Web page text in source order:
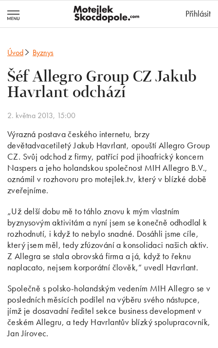
Přihlásit
Úvod Byznys
Šéf Allegro Group CZ Jakub
Havrlant odchází
2. května 2013, 15:00
Výrazná postava českého internetu, brzy
devětadvacetiletý Jakub Havrlant, opouští Allegro Group
CZ. Svůj odchod z firmy, patřící pod jihoafrický koncern
Naspers a jeho holandskou společnost MIH Allegro B.V.,
oznámil v rozhovoru pro motejlek.tv, který v blízké době
zveřejníme.
„Už delší dobu mě to táhlo znovu k mým vlastním
byznysovým aktivitám a nyní jsem se konečně odhodlal k
rozhodnutí, i když to nebylo snadné. Dosáhli jsme cíle,
který jsem měl, tedy zfúzování a konsolidaci našich aktiv.
Z Allegra se stala obrovská firma a já, když to řeknu
naplacato, nejsem korporátní člověk,“ uvedl Havrlant.
Společně s polsko-holandským vedením MIH Allegro se v
posledních měsících podílel na výběru svého nástupce,
jímž je dosavadní ředitel sekce business development v
českém Allegru, a tedy Havrlantův blízký spolupracovník,
Jan Jírovec.